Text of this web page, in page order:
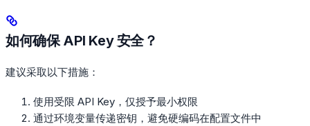
如何确保 API Key 安全？
建议采取以下措施：
使用受限 API Key，仅授予最小权限
通过环境变量传递密钥，避免硬编码在配置文件中